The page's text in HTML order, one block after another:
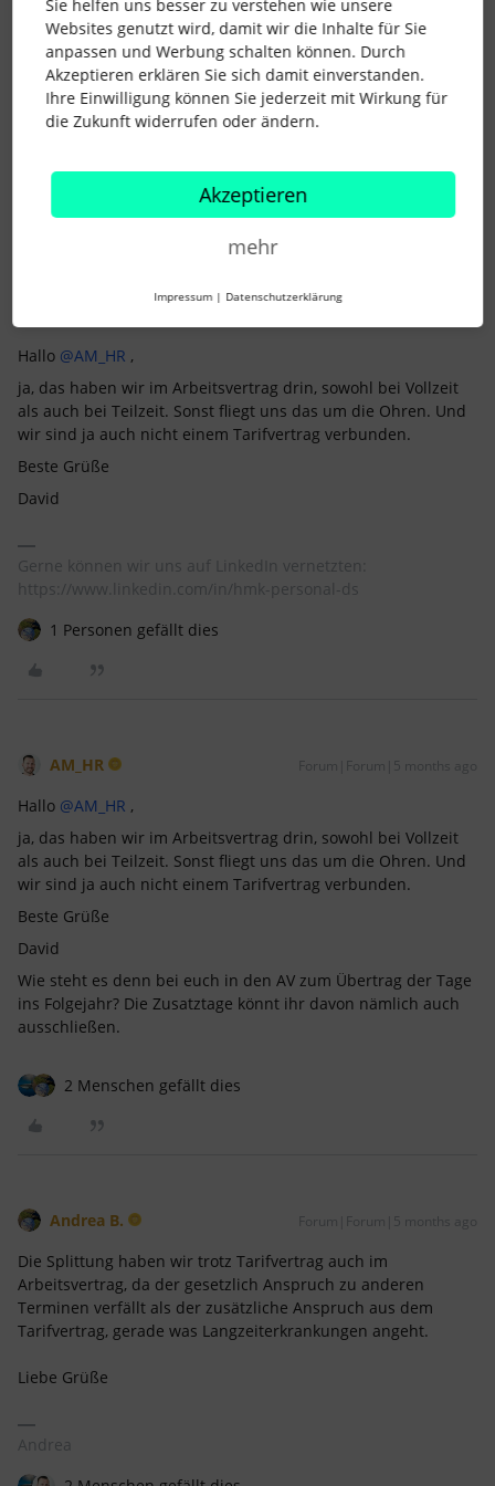
Ebenso die Kürzung. Ansonsten wird es rechtlich schwierig
den Anspruch auf den gesetzlichen Mindesturlaub zu
beschränken. Aber grundsätzlich hast du vollkommen recht,
möglich ist das.
Viele Grüße, Jan
Hallo ​ @AM_HR ,
ja, das haben wir im Arbeitsvertrag drin, sowohl bei Vollzeit
als auch bei Teilzeit. Sonst fliegt uns das um die Ohren. Und
wir sind ja auch nicht einem Tarifvertrag verbunden.
Beste Grüße
David
Gerne können wir uns auf LinkedIn vernetzten:
https://www.linkedin.com/in/hmk-personal-ds
1 Personen gefällt dies
AM_HR Forum|Forum|5 months ago
Hallo ​ @AM_HR ,
ja, das haben wir im Arbeitsvertrag drin, sowohl bei Vollzeit
als auch bei Teilzeit. Sonst fliegt uns das um die Ohren. Und
wir sind ja auch nicht einem Tarifvertrag verbunden.
Beste Grüße
David
Wie steht es denn bei euch in den AV zum Übertrag der Tage
ins Folgejahr? Die Zusatztage könnt ihr davon nämlich auch
ausschließen.
2 Menschen gefällt dies
Andrea B. Forum|Forum|5 months ago
Die Splittung haben wir trotz Tarifvertrag auch im
Arbeitsvertrag, da der gesetzlich Anspruch zu anderen
Terminen verfällt als der zusätzliche Anspruch aus dem
Tarifvertrag, gerade was Langzeiterkrankungen angeht.
Liebe Grüße
Andrea
Sie helfen uns besser zu verstehen wie unsere
Websites genutzt wird, damit wir die Inhalte für Sie
anpassen und Werbung schalten können. Durch
Akzeptieren erklären Sie sich damit einverstanden.
Ihre Einwilligung können Sie jederzeit mit Wirkung für
die Zukunft widerrufen oder ändern.
Akzeptieren
mehr
Impressum | Datenschutzerklärung